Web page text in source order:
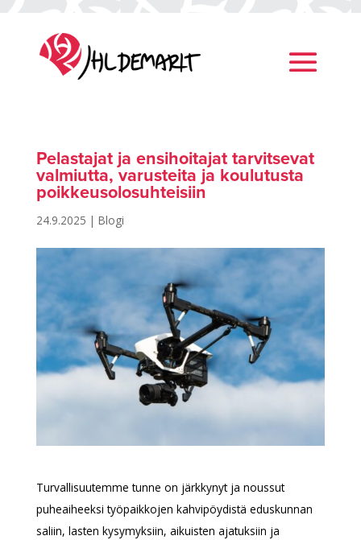
Pelastajat ja ensihoitajat tarvitsevat
valmiutta, varusteita ja koulutusta
poikkeusolosuhteisiin
24.9.2025 | Blogi
Turvallisuutemme tunne on järkkynyt ja noussut
puheaiheeksi työpaikkojen kahvipöydistä eduskunnan
saliin, lasten kysymyksiin, aikuisten ajatuksiin ja